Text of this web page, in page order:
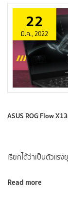
22
มี.ค., 2022
ASUS ROG Flow
เรียกได้ว่าเป็นตัวแ
Read more